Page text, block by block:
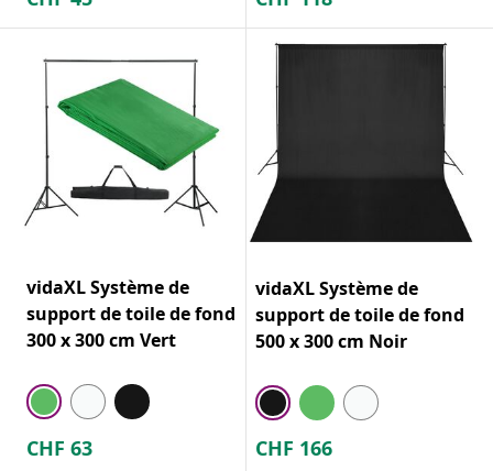
vidaXL Système de
support de toile de fond
300 x 300 cm Vert
CHF 63
vidaXL Système de
support de toile de fond
500 x 300 cm Noir
CHF 166